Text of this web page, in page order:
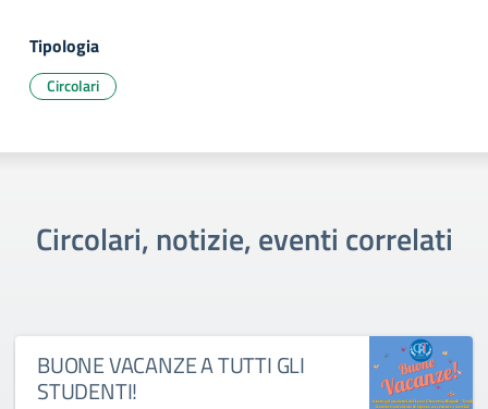
Tipologia
Circolari
Circolari, notizie, eventi correlati
BUONE VACANZE A TUTTI GLI
STUDENTI!